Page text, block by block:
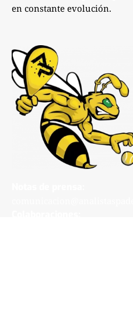
en constante evolución.